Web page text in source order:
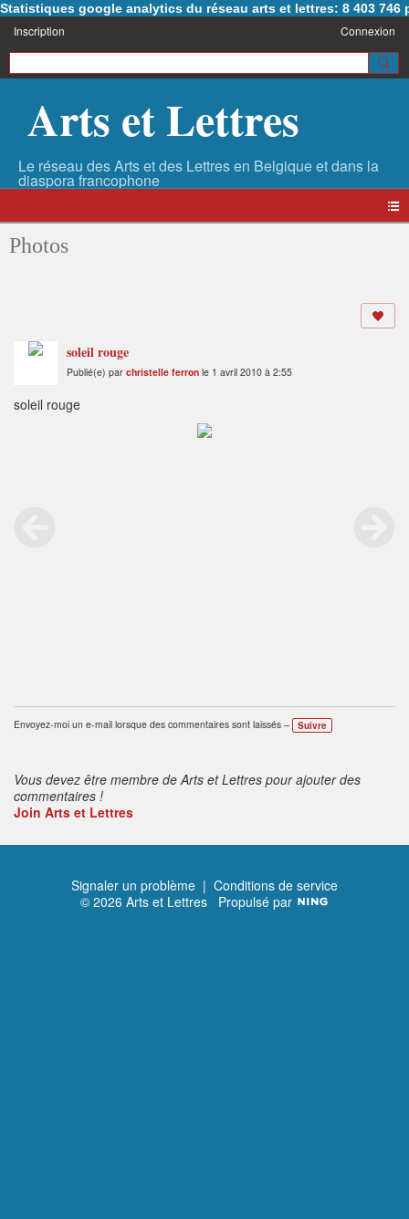
Statistiques google analytics du réseau arts et lettres: 8 403 746
Inscription Connexion
Arts et Lettres
Photos
soleil rouge
Publié(e) par christelle ferron le 1 avril 2010 à 2:55
soleil rouge
Envoyez-moi un e-mail lorsque des commentaires sont laissés – Suivre
Vous devez être membre de Arts et Lettres pour ajouter des
commentaires !
Join Arts et Lettres
Signaler un problème | Conditions de service
© 2026 Arts et Lettres Propulsé par